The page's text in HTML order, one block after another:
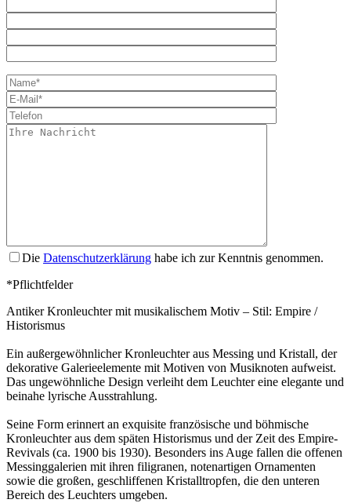
Bitte lasse
Die Datenschutzerklärung habe ich zur Kenntnis genommen.
*Pflichtfelder
Antiker Kronleuchter mit musikalischem Motiv – Stil: Empire /
Historismus
Ein außergewöhnlicher Kronleuchter aus Messing und Kristall, der
dekorative Galerieelemente mit Motiven von Musiknoten aufweist.
Das ungewöhnliche Design verleiht dem Leuchter eine elegante und
beinahe lyrische Ausstrahlung.
Seine Form erinnert an exquisite französische und böhmische
Kronleuchter aus dem späten Historismus und der Zeit des Empire-
Revivals (ca. 1900 bis 1930). Besonders ins Auge fallen die offenen
Messinggalerien mit ihren filigranen, notenartigen Ornamenten
sowie die großen, geschliffenen Kristalltropfen, die den unteren
Bereich des Leuchters umgeben.